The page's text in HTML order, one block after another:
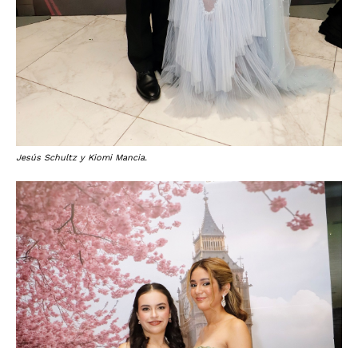
Jesús Schultz y Kiomi Mancia.